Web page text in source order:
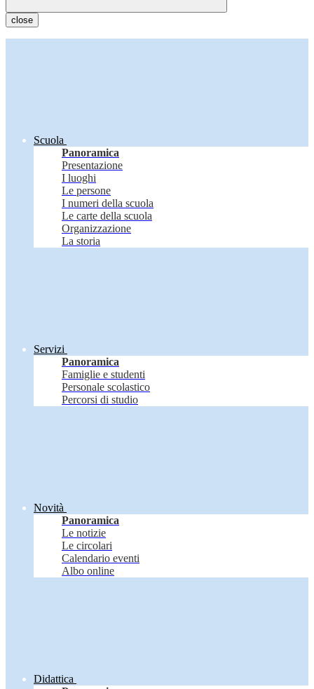
close
Scuola
Panoramica
Presentazione
I luoghi
Le persone
I numeri della scuola
Le carte della scuola
Organizzazione
La storia
Servizi
Panoramica
Famiglie e studenti
Personale scolastico
Percorsi di studio
Novità
Panoramica
Le notizie
Le circolari
Calendario eventi
Albo online
Didattica